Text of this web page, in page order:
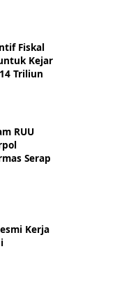
Fiskal
Kejar
Triliun
RUU
Serap
Kerja